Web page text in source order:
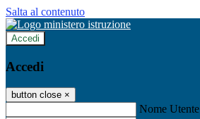
Salta al contenuto
Accedi
Accedi
button close ×
Nome Utente